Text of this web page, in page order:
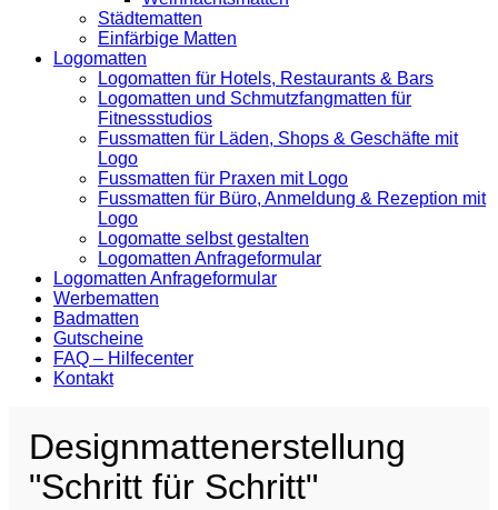
Städtematten
Einfärbige Matten
Logomatten
Logomatten für Hotels, Restaurants & Bars
Logomatten und Schmutzfangmatten für
Fitnessstudios
Fussmatten für Läden, Shops & Geschäfte mit
Logo
Fussmatten für Praxen mit Logo
Fussmatten für Büro, Anmeldung & Rezeption mit
Logo
Logomatte selbst gestalten
Logomatten Anfrageformular
Logomatten Anfrageformular
Werbematten
Badmatten
Gutscheine
FAQ – Hilfecenter
Kontakt
Designmattenerstellung
"Schritt für Schritt"